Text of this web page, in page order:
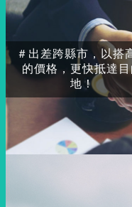
＃出差跨縣市，以搭
的價格，更快抵達目
地！